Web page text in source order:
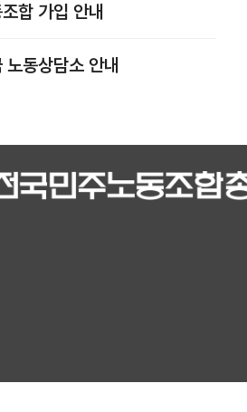
합 가입 안내
노동상담소 안내